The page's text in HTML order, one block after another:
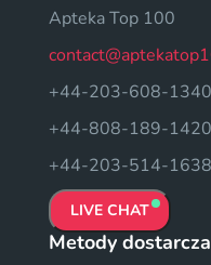
Apteka Top 100
+44-203-608-1340
+44-808-189-1420
+44-203-514-1638
LIVE CHAT
Metody